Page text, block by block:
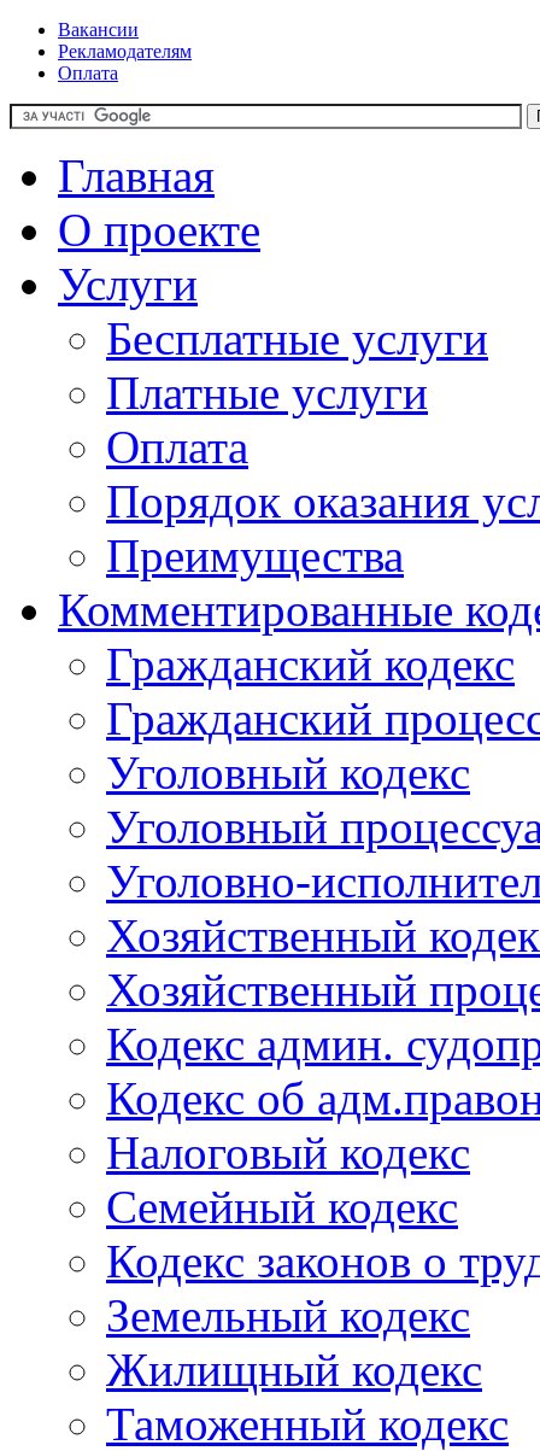
Вакансии
Рекламодателям
Оплата
Главная
О проекте
Услуги
Бесплатные услуги
Платные услуги
Оплата
Порядок оказания
Преимущества
Комментированные
Гражданский кодекс
Гражданский
Уголовный кодекс
Уголовный
Уголовно-
Хозяйственный
Хозяйственный
Кодекс админ.
Кодекс об
Налоговый кодекс
Семейный кодекс
Кодекс законов о
Земельный кодекс
Жилищный кодекс
Таможенный кодекс